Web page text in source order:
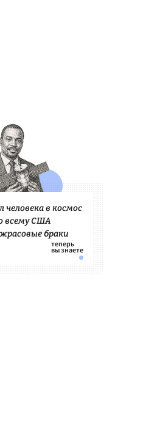
человека в космос
всему США
браки